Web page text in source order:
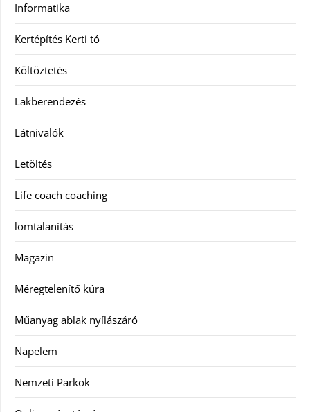
Informatika
Kertépítés Kerti tó
Költöztetés
Lakberendezés
Látnivalók
Letöltés
Life coach coaching
lomtalanítás
Magazin
Méregtelenítő kúra
Műanyag ablak nyílászáró
Napelem
Nemzeti Parkok